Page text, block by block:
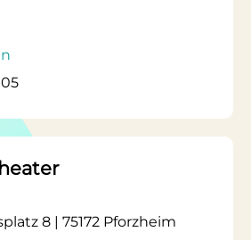
8 | 75172 Pforzheim